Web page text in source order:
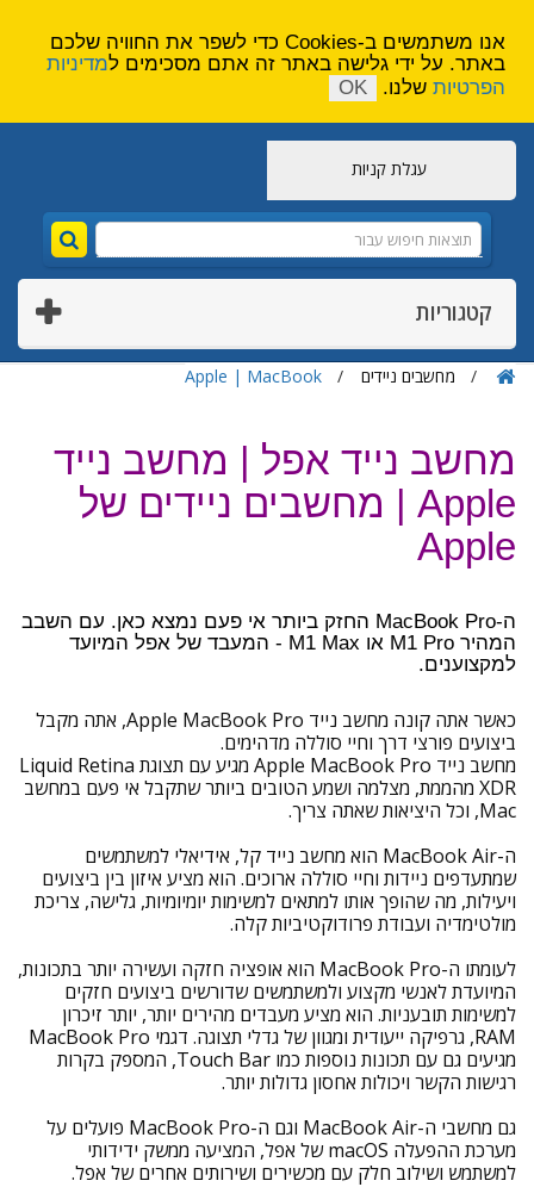
עגלת קניות
קטגוריות
מחשבים ניידים Apple | MacBook
מחשב נייד אפל | מחשב נייד
Apple | מחשבים ניידים של
Apple
ה-MacBook Pro החזק ביותר אי פעם נמצא כאן. עם השבב
המהיר M1 Pro או M1 Max - המעבד של אפל המיועד
למקצוענים.
כאשר אתה קונה מחשב נייד Apple MacBook Pro, אתה מקבל
ביצועים פורצי דרך וחיי סוללה מדהימים.
מחשב נייד Apple MacBook Pro מגיע עם תצוגת Liquid Retina
XDR מהממת, מצלמה ושמע הטובים ביותר שתקבל אי פעם במחשב
Mac, וכל היציאות שאתה צריך.
ה-MacBook Air הוא מחשב נייד קל, אידיאלי למשתמשים
שמתעדפים ניידות וחיי סוללה ארוכים. הוא מציע איזון בין ביצועים
ויעילות, מה שהופך אותו למתאים למשימות יומיומיות, גלישה, צריכת
מולטימדיה ועבודת פרודוקטיביות קלה.
לעומתו ה-MacBook Pro הוא אופציה חזקה ועשירה יותר בתכונות,
המיועדת לאנשי מקצוע ולמשתמשים שדורשים ביצועים חזקים
למשימות תובעניות. הוא מציע מעבדים מהירים יותר, יותר זיכרון
RAM, גרפיקה ייעודית ומגוון של גדלי תצוגה. דגמי MacBook Pro
מגיעים גם עם תכונות נוספות כמו Touch Bar, המספק בקרות
רגישות הקשר ויכולות אחסון גדולות יותר.
גם מחשבי ה-MacBook Air וגם ה-MacBook Pro פועלים על
מערכת ההפעלה macOS של אפל, המציעה ממשק ידידותי
למשתמש ושילוב חלק עם מכשירים ושירותים אחרים של אפל.
אנו משתמשים ב-Cookies כדי לשפר את החוויה שלכם
באתר. על ידי גלישה באתר זה אתם מסכימים למדיניות
הפרטיות שלנו. OK